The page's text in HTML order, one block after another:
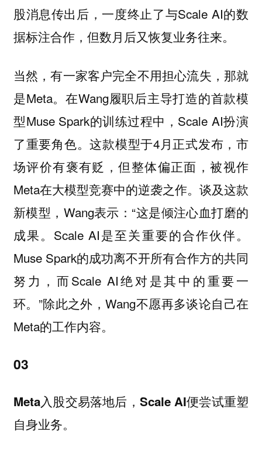
股消息传出后，一度终止了与Scale AI的数
据标注合作，但数月后又恢复业务往来。
当然，有一家客户完全不用担心流失，那就
是Meta。在Wang履职后主导打造的首款模
型Muse Spark的训练过程中，Scale AI扮演
了重要角色。这款模型于4月正式发布，市
场评价有褒有贬，但整体偏正面，被视作
Meta在大模型竞赛中的逆袭之作。谈及这款
新模型，Wang表示：“这是倾注心血打磨的
成果。Scale AI是至关重要的合作伙伴。
Muse Spark的成功离不开所有合作方的共同
努力，而Scale AI绝对是其中的重要一
环。”除此之外，Wang不愿再多谈论自己在
Meta的工作内容。
03
Meta入股交易落地后，Scale AI便尝试重塑
自身业务。